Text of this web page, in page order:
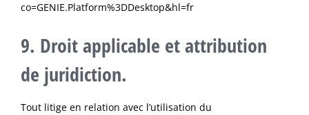
co=GENIE.Platform%3DDesktop&hl=fr
9. Droit applicable et attribution
de juridiction.
Tout litige en relation avec l’utilisation du